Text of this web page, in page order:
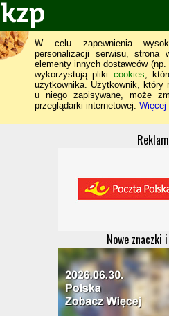
W celu zapewnienia
personalizacji serwisu, strona
elementy innych dostawców
wykorzystują pliki cookies,
użytkownika. Użytkownik,
u niego zapisywane, może
przeglądarki internetowej. Więcej
Nowe znaczki